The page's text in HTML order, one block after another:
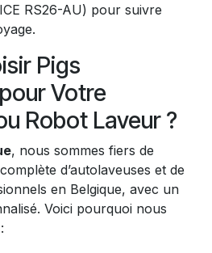
RS26-AU) pour suivre
Pigs
Votre
Robot Laveur ?
, nous sommes fiers de
d’autolaveuses et de
en Belgique, avec un
Voici pourquoi nous